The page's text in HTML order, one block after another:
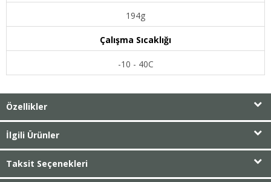
194g
Çalışma Sıcaklığı
-10 - 40C
Özellikler
İlgili Ürünler
Taksit Seçenekleri